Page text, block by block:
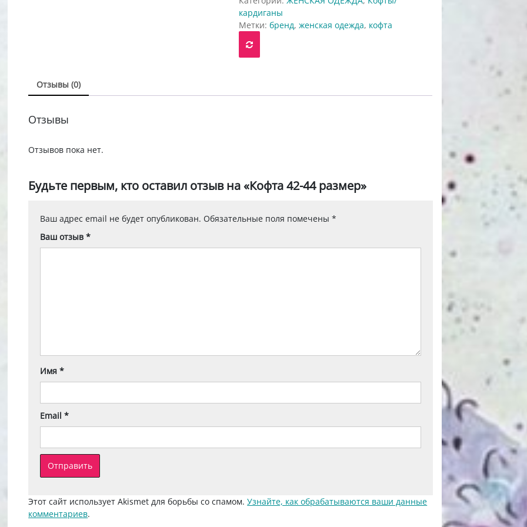
кардиганы
Метки: бренд, женская одежда, кофта
Отзывы (0)
Отзывы
Отзывов пока нет.
Будьте первым, кто оставил отзыв на «Кофта 42-44 размер»
Ваш адрес email не будет опубликован. Обязательные поля помечены*
Ваш отзыв*
Имя*
Email*
Этот сайт использует Akismet для борьбы со спамом.Узнайте, как обрабатываются ваши данные
комментариев.
руб..
руб..